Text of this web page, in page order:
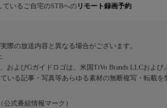
ているご自宅のSTBへの リモート録画予約
際の放送内容と異なる場合がございます。
およびGガイドロゴは、米国TiVo Brands LLCおよ
いる記事・写真等あらゆる素材の無断複写・転載を
公式番組情報マーク）